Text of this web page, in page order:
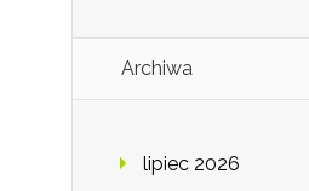
Archiwa
lipiec 2026